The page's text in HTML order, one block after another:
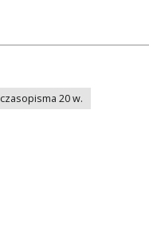
czasopisma 20 w.